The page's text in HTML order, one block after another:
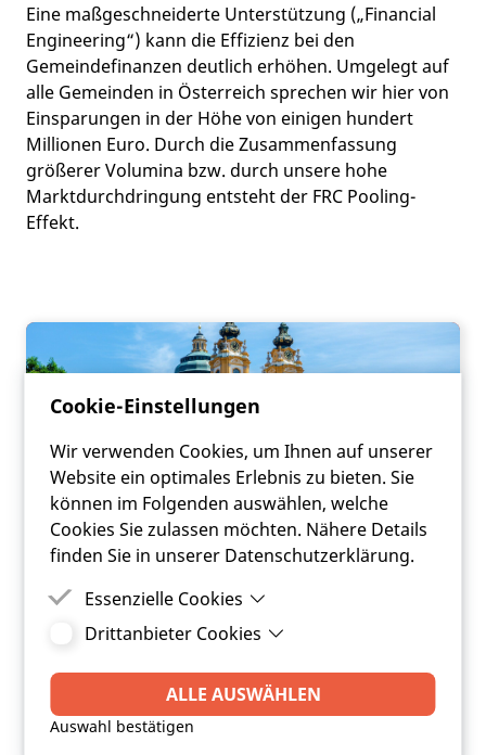
Cookie-Einstellungen
Wir verwenden Cookies, um Ihnen auf unserer
Website ein optimales Erlebnis zu bieten. Sie
können im Folgenden auswählen, welche
Cookies Sie zulassen möchten. Nähere Details
finden Sie in unserer Datenschutzerklärung.
Essenzielle Cookies
Essenzielle Cookies sind Cookies, welche für die
benötigt werden.
Drittanbieter Cookies
Drittanbieter Cookies sind Cookies, die
Drittanbieter-Software setzt, um Funktionen wie
Google Maps zu ermöglichen.
ALLE AUSWÄHLEN
Auswahl bestätigen
Eine maßgeschneiderte Unterstützung („Financial
Engineering“) kann die Effizienz bei den
Gemeindefinanzen deutlich erhöhen. Umgelegt auf
alle Gemeinden in Österreich sprechen wir hier von
Einsparungen in der Höhe von einigen hundert
Millionen Euro. Durch die Zusammenfassung
größerer Volumina bzw. durch unsere hohe
Marktdurchdringung entsteht der FRC Pooling-
Effekt.
ANFRAGE
FRC | KOMMUNAL |
DIGITAL
JETZT ANFRAGEN